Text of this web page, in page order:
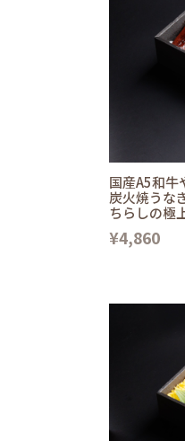
国産A5和牛
炭火焼うな
ちらしの極
¥4,860